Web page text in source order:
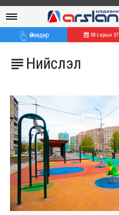
Өнөөдөр 08 сарын 07
 Нийслэл